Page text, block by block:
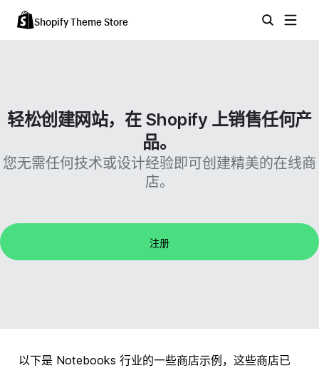
Shopify Theme Store
轻松创建网站，在 Shopify 上销售任何产
品。
您无需任何技术或设计经验即可创建精美的在线商
店。
注册
以下是 Notebooks 行业的一些商店示例，这些商店已